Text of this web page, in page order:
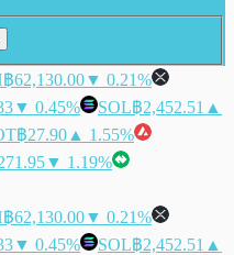
฿62,130.00▼ 0.21%
▼ 0.45% SOL฿2,452.51 ▲
฿27.90 ▲ 1.55%
▼ 1.19%
฿62,130.00▼ 0.21%
▼ 0.45% SOL฿2,452.51 ▲